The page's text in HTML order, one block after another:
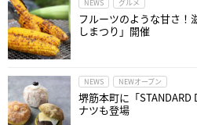
NEWS グルメ
フルーツのような甘さ！
しまつり」開催
NEWS NEWオープン
堺筋本町に「
ナツも登場